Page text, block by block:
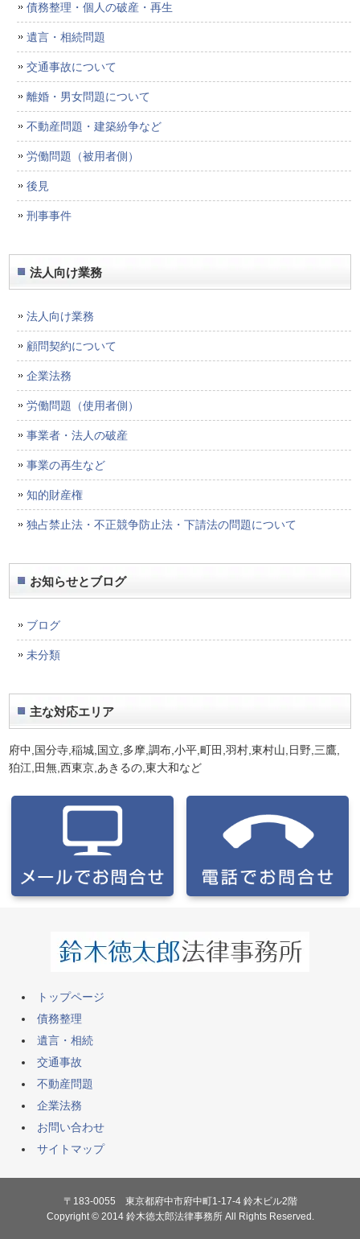
債務整理・個人の破産・再生
遺言・相続問題
交通事故について
離婚・男女問題について
不動産問題・建築紛争など
労働問題（被用者側）
後見
刑事事件
法人向け業務
法人向け業務
顧問契約について
企業法務
労働問題（使用者側）
事業者・法人の破産
事業の再生など
知的財産権
独占禁止法・不正競争防止法・下請法の問題について
お知らせとブログ
ブログ
未分類
主な対応エリア
府中,国分寺,稲城,国立,多摩,調布,小平,町田,羽村,東村山,日野,三鷹,
狛江,田無,西東京,あきるの,東大和など
トップページ
債務整理
遺言・相続
交通事故
不動産問題
企業法務
お問い合わせ
サイトマップ
〒183-0055 東京都府中市府中町1-17-4 鈴木ビル2階
Copyright © 2014 鈴木徳太郎法律事務所 All Rights Reserved.